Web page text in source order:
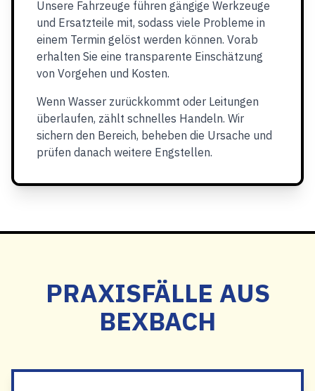
Unsere Fahrzeuge führen gängige Werkzeuge
und Ersatzteile mit, sodass viele Probleme in
einem Termin gelöst werden können. Vorab
erhalten Sie eine transparente Einschätzung
von Vorgehen und Kosten.
Wenn Wasser zurückkommt oder Leitungen
überlaufen, zählt schnelles Handeln. Wir
sichern den Bereich, beheben die Ursache und
prüfen danach weitere Engstellen.
PRAXISFÄLLE AUS
BEXBACH